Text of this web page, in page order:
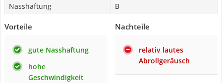
Nasshaftung
B
Vorteile
gute Nasshaftung
hohe
Geschwindigkeit
Nachteile
relativ lautes
Abrollgeräusch